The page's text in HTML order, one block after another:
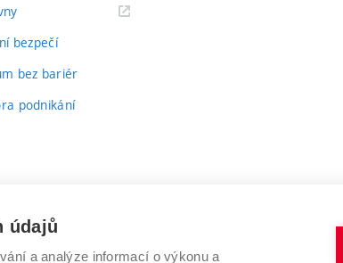
(externí
bezpečí
bez bariér
podnikání
údajů
a analýze informací o výkonu a